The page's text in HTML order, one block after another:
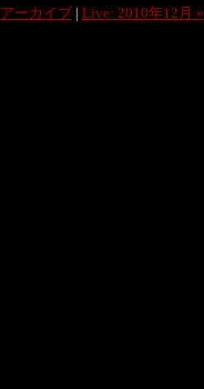
アーカイブ| Live: 2010年12月 »